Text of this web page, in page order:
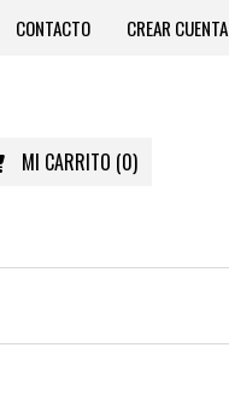
CONTACTO CREAR CUENTA
MI CARRITO (0)